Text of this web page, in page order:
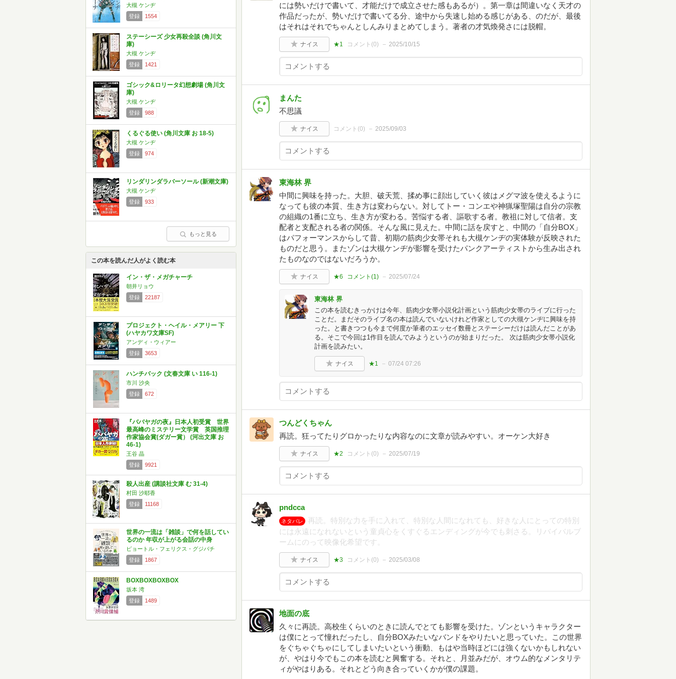
大槻 ケンヂ
登録
1554
ステーシーズ 少女再殺全談 (角川文
庫)
大槻 ケンヂ
登録
1421
ゴシック&ロリータ幻想劇場 (角川文
庫)
大槻 ケンヂ
登録
988
くるぐる使い (角川文庫 お 18-5)
大槻 ケンヂ
登録
974
リンダリンダラバーソール (新潮文庫)
大槻 ケンヂ
登録
933
もっと見る
この本を読んだ人がよく読む本
イン・ザ・メガチャーチ
朝井リョウ
登録
22187
プロジェクト・ヘイル・メアリー 下
(ハヤカワ文庫SF)
アンディ・ウィアー
登録
3653
ハンチバック (文春文庫 い 116-1)
市川 沙央
登録
672
『ババヤガの夜』日本人初受賞 世界
最高峰のミステリー文学賞 英国推理
作家協会賞(ダガー賞） (河出文庫 お
46-1)
王谷 晶
登録
9921
殺人出産 (講談社文庫 む 31-4)
村田 沙耶香
登録
11168
世界の一流は「雑談」で何を話してい
るのか 年収が上がる会話の中身
ピョートル・フェリクス・グジバチ
登録
1867
BOXBOXBOXBOX
坂本 湾
登録
1489
には勢いだけで書いて、才能だけで成立させた感もあるが）。第一章は間違いなく天才の
作品だったが、勢いだけで書いてる分、途中から失速し始める感じがある、のだが、最後
はそれはそれでちゃんとしんみりまとめてしまう。著者の才気煥発さには脱帽。
ナイス ★1 コメント(0) 2025/10/15
まんた
不思議
ナイス コメント(0) 2025/09/03
東海林 界
中間に興味を持った。大胆、破天荒、揉め事に顔出していく彼はメグマ波を使えるように
なっても彼の本質、生き方は変わらない。対してトー・コンエや神猟塚聖陽は自分の宗教
の組織の1番に立ち、生き方が変わる。苦悩する者、謳歌する者。教祖に対して信者。支
配者と支配される者の関係。そんな風に見えた。中間に話を戻すと、中間の「自分BOX」
はパフォーマンスからして昔、初期の筋肉少女帯それも大槻ケンヂの実体験が反映された
ものだと思う。またゾンは大槻ケンヂが影響を受けたパンクアーティストから生み出され
たものなのではないだろうか。
ナイス ★6 コメント(1) 2025/07/24
東海林 界
この本を読むきっかけは今年、筋肉少女帯小説化計画という筋肉少女帯のライブに行った
ことだ。まだそのライブ名の本は読んでいないけれど作家としての大槻ケンヂに興味を持
った。と書きつつも今まで何度か筆者のエッセイ数冊とステーシーだけは読んだことがあ
る。そこで今回は1作目を読んでみようというのが始まりだった。 次は筋肉少女帯小説化
計画を読みたい。
ナイス ★1 07/24 07:26
つんどくちゃん
再読。狂ってたりグロかったりな内容なのに文章が読みやすい。オーケン大好き
ナイス ★2 コメント(0) 2025/07/19
pndcca
ネタバレ
再読。特別な力を手に入れて、特別な人間になれても、好きな人にとっての特別
には永遠になれないという童貞心をくすぐるエンディングが今でも刺さる。リバイバルブ
ームにのって映像化希望です。
ナイス ★3 コメント(0) 2025/03/08
地面の底
久々に再読。高校生くらいのときに読んでとても影響を受けた。ゾンというキャラクター
は僕にとって憧れだったし、自分BOXみたいなバンドをやりたいと思っていた。この世界
をぐちゃぐちゃにしてしまいたいという衝動、もはや当時ほどには強くないかもしれない
が、やはり今でもこの本を読むと興奮する。それと、月並みだが、オウム的なメンタリテ
ィがやはりある。それとどう向き合っていくかが僕の課題。